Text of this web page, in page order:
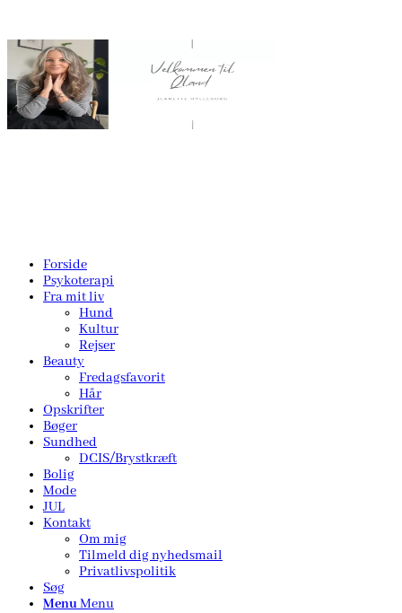
Forside
Psykoterapi
Fra mit liv
Hund
Kultur
Rejser
Beauty
Fredagsfavorit
Hår
Opskrifter
Bøger
Sundhed
DCIS/Brystkræft
Bolig
Mode
JUL
Kontakt
Om mig
Tilmeld dig nyhedsmail
Privatlivspolitik
Søg
MenuMenu